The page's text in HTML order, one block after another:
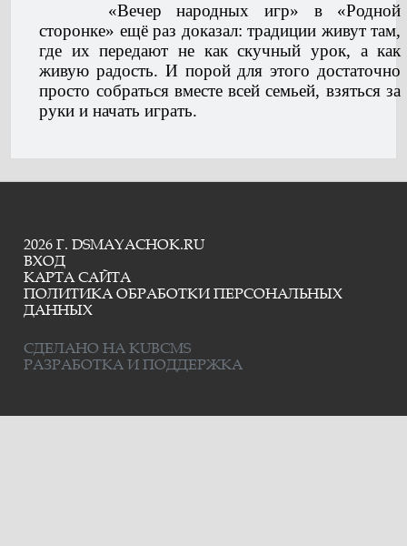
«Вечер народных игр» в «Родной
сторонке» ещё раз доказал: традиции живут там,
где их передают не как скучный урок, а как
живую радость. И порой для этого достаточно
просто собраться вместе всей семьей, взяться за
руки и начать играть.
2026 Г. DSMAYACHOK.RU
ВХОД
КАРТА САЙТА
ПОЛИТИКА ОБРАБОТКИ ПЕРСОНАЛЬНЫХ
ДАННЫХ
СДЕЛАНО НА KUBCMS
РАЗРАБОТКА И ПОДДЕРЖКА